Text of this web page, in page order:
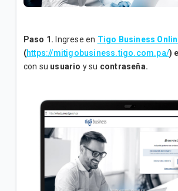
Contraseña del módem de su negocio
Paso 1. Ingrese en Tigo Business
(https://mitigobusiness.tigo.com.pa/)
con su usuario y su contraseña.